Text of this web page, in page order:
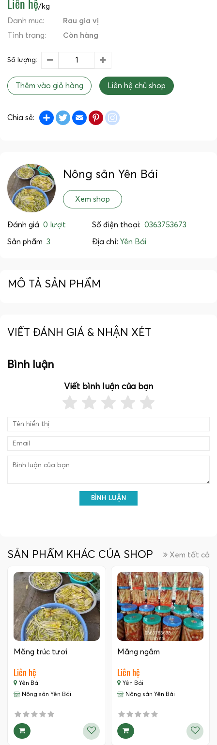
/kg
Danh mục:
Rau gia vị
Tình trạng:
Còn hàng
Số lượng:
Thêm vào giỏ hàng Liên hệ chủ shop
Chia sẻ: Share TwitterEmail Pinterest
Nông sản Yên Bái
Xem shop
Đánh giá 0 lượt Số điện thoại: 0363753673
Sản phẩm 3 Địa chỉ: Yên Bái
MÔ TẢ SẢN PHẨM
VIẾT ĐÁNH GIÁ & NHẬN XÉT
Bình luận
Viết bình luận của bạn
BÌNH LUẬN
SẢN PHẨM KHÁC CỦA SHOP Xem tất cả
Măng trúc tươi
Liên hệ
Yên Bái
Nông sản Yên Bái
Măng ngâm
Liên hệ
Yên Bái
Nông sản Yên Bái